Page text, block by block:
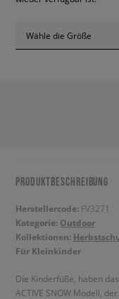
Wähle die Größe
PRODUKTBESCHREIBUNG
Herstellercode: FV3271
Kategorie: Outdoor
Kollektionen:
Für Kleinkinder
Die Kinderfüße, haben
ACTIVE SNOW Modell,